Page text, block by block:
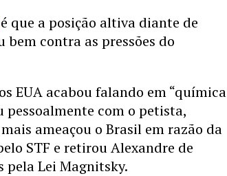
é que a posição altiva diante de
contra as pressões do
EUA acabou falando em “química
pessoalmente com o petista,
ameaçou o Brasil em razão da
STF e retirou Alexandre de
pela Lei Magnitsky.